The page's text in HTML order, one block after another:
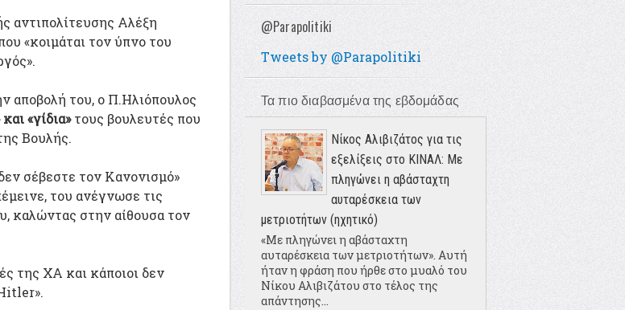
αντιπολίτευσης Αλέξη
«κοιμάται τον ύπνο του
αποβολή του, ο Π.Ηλιόπουλος
«γίδια»τους βουλευτές που
Βουλής.
σέβεστε τον Κανονισμό»
του ανέγνωσε τις
καλώντας στην αίθουσα τον
της ΧΑ και κάποιοι δεν
@Parapolitiki
Tweets by @Parapolitiki
Τα πιο διαβασμένα της εβδομάδας
Νίκος Αλιβιζάτος για τις
εξελίξεις στο ΚΙΝΑΛ: Με
πληγώνει η αβάσταχτη
αυταρέσκεια των
μετριοτήτων (ηχητικό)
«Με πληγώνει η αβάσταχτη
αυταρέσκεια των μετριοτήτων». Αυτή
ήταν η φράση που ήρθε στο μυαλό του
Νίκου Αλιβιζάτου στο τέλος της
απάντησης...